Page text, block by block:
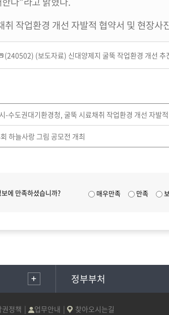
취 작업환경 개선 자발적 협약서 및 현장사
(240502) (보도자료) 신대양제지 굴뚝 작업환경 개선
-수도권대기환경청, 굴뚝 시료채취 작업환경 개선 자발
하늘사랑 그림 공모전 개최
에 만족하셨습니까? 매우만족 만족
정부부처
권정책 업무안내 찾아오시는길